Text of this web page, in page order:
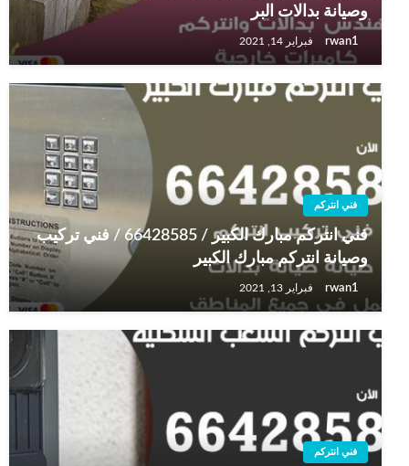
وصيانة بدالات البر
rwan1 فبراير 14, 2021
فني انتركم
فني انتركم مبارك الكبير / 66428585 / فني تركيب
وصيانة انتركم مبارك الكبير
rwan1 فبراير 13, 2021
فني انتركم